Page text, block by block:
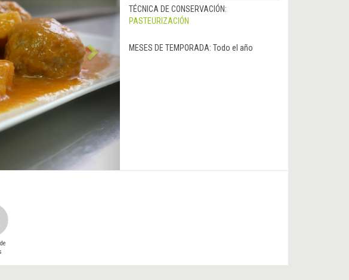
TÉCNICA DE CONSERVACIÓN:
PASTEURIZACIÓN
MESES DE TEMPORADA: Todo el año